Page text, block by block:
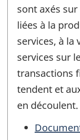
sont axés
liées à la
services, à la
services sur
transactions
tendent et
en découlent.